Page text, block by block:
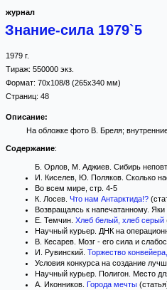
журнал
Знание-сила 1979`5
1979 г.
Тираж: 550000 экз.
Формат: 70x108/8 (265x340 мм)
Страниц: 48
Описание:
На обложке фото В. Бреля;
Содержание:
Б. Орлов, М. Аджиев. Сибирь
И. Киселев, Ю. Поляков. Сколько
Во всем мире, стр. 4-5
К. Лосев. Что нам Антарктида!?
Возвращаясь к напечатанному. Яки
Е. Темчин. Хлеб белый, хлеб серый
Научный курьер. ДНК на
В. Кесарев. Мозг - его сила и
И. Рувинский. Торжество
Условия конкурса на создание
Научный курьер. Полигон. Место
А. Иконников. Города мечты